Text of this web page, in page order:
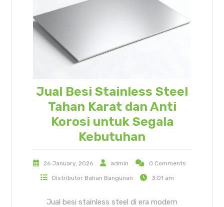
Jual Besi Stainless Steel
Tahan Karat dan Anti
Korosi untuk Segala
Kebutuhan
26 January, 2026 admin 0 Comments
Distributor Bahan Bangunan 3:01 am
Jual besi stainless steel di era modern